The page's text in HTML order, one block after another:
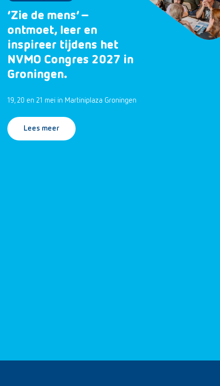
‘Zie de mens’ –
ontmoet, leer en
inspireer tijdens het
NVMO Congres 2027 in
Groningen.
19, 20 en 21 mei in Martiniplaza Groningen
Lees meer